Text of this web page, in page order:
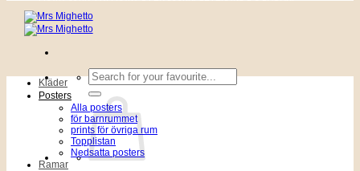
Sök
efter:
Kläder
Posters
Alla posters
för barnrummet
prints för övriga rum
Topplistan
Nedsatta posters
Ramar